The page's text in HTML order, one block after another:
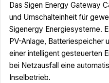
Das Sigen Energy Gateway
und Umschalteinheit für
Sigenergy Energiesysteme.
PV-Anlage, Batteriespeicher
einer intelligent gesteuerten
bei Netzausfall eine
Inselbetrieb.